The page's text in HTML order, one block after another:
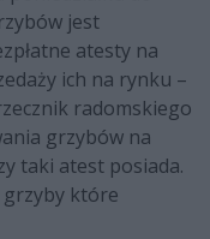
jest
atesty na
ich na rynku –
radomskiego
grzybów na
taki atest posiada.
grzyby które